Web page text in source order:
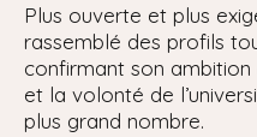
Plus ouverte et plus
rassemblé des profils
confirmant son
et la volonté de
plus grand nombre.